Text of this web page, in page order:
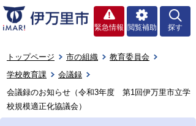
緊急情報 閲覧補助 探す
トップページ 市の組織
教育委員会
学校教育課
会議録
会議録のお知らせ（令和3年度 第1回伊万里市立学
校規模適正化協議会）